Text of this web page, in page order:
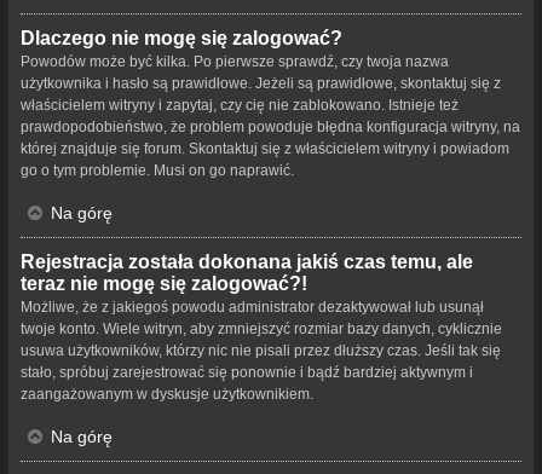
Dlaczego nie mogę się zalogować?
Powodów może być kilka. Po pierwsze sprawdź, czy twoja nazwa
użytkownika i hasło są prawidłowe. Jeżeli są prawidłowe, skontaktuj się z
właścicielem witryny i zapytaj, czy cię nie zablokowano. Istnieje też
prawdopodobieństwo, że problem powoduje błędna konfiguracja witryny, na
której znajduje się forum. Skontaktuj się z właścicielem witryny i powiadom
go o tym problemie. Musi on go naprawić.
Na górę
Rejestracja została dokonana jakiś czas temu, ale
teraz nie mogę się zalogować?!
Możliwe, że z jakiegoś powodu administrator dezaktywował lub usunął
twoje konto. Wiele witryn, aby zmniejszyć rozmiar bazy danych, cyklicznie
usuwa użytkowników, którzy nic nie pisali przez dłuższy czas. Jeśli tak się
stało, spróbuj zarejestrować się ponownie i bądź bardziej aktywnym i
zaangażowanym w dyskusje użytkownikiem.
Na górę